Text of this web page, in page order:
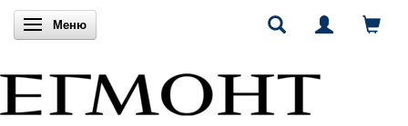
Включи навигацията
Меню